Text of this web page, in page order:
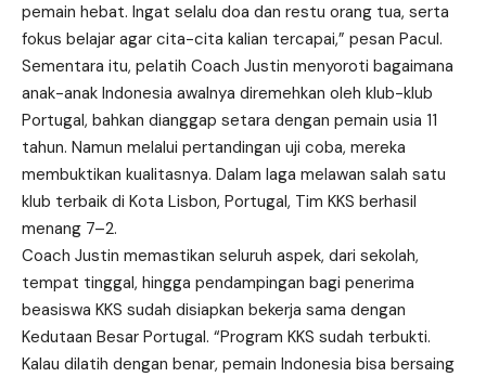
pemain hebat. Ingat selalu doa dan restu orang tua, serta
fokus belajar agar cita-cita kalian tercapai,” pesan Pacul.
Sementara itu, pelatih Coach Justin menyoroti bagaimana
anak-anak Indonesia awalnya diremehkan oleh klub-klub
Portugal, bahkan dianggap setara dengan pemain usia 11
tahun. Namun melalui pertandingan uji coba, mereka
membuktikan kualitasnya. Dalam laga melawan salah satu
klub terbaik di Kota Lisbon, Portugal, Tim KKS berhasil
menang 7–2.
Coach Justin memastikan seluruh aspek, dari sekolah,
tempat tinggal, hingga pendampingan bagi penerima
beasiswa KKS sudah disiapkan bekerja sama dengan
Kedutaan Besar Portugal. “Program KKS sudah terbukti.
Kalau dilatih dengan benar, pemain Indonesia bisa bersaing